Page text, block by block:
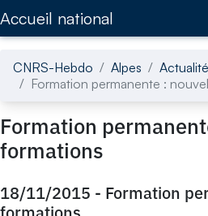
Accueil national
CNRS-Hebdo Alpes
Formation permanente :
Formation
formations
18/11/2015 - Formation